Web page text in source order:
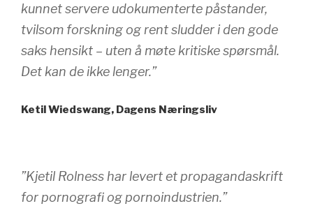
kunnet servere udokumenterte påstander,
tvilsom forskning og rent sludder i den gode
saks hensikt – uten å møte kritiske spørsmål.
Det kan de ikke lenger.”
Ketil Wiedswang, Dagens Næringsliv
”Kjetil Rolness har levert et propagandaskrift
for pornografi og pornoindustrien.”